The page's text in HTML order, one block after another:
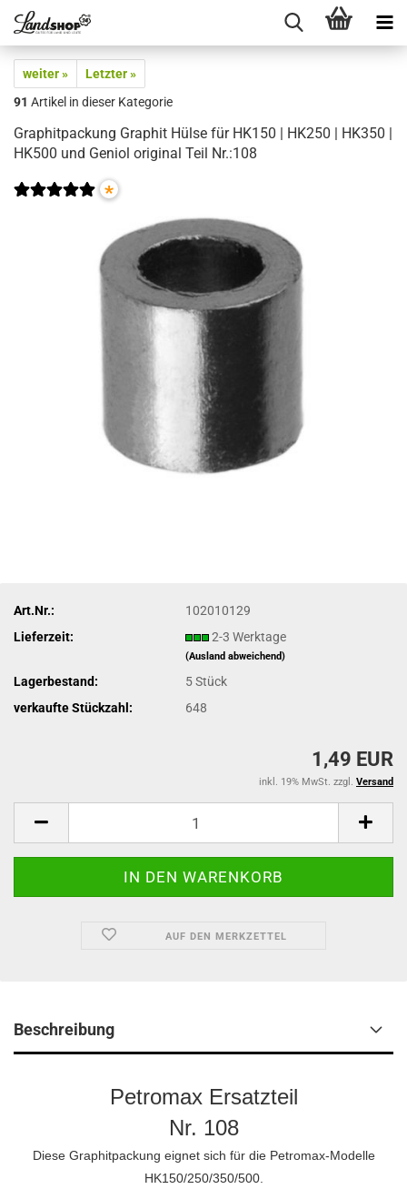
weiter »
Letzter »
91 Artikel in dieser Kategorie
Graphitpackung Graphit Hülse für HK150 | HK250 | HK350 |
HK500 und Geniol original Teil Nr.:108
*
Art.Nr.:
102010129
Lieferzeit:
2-3 Werktage
(Ausland abweichend)
Lagerbestand: 5Stück
verkaufte Stückzahl:
648
1,49 EUR
inkl. 19% MwSt. zzgl. Versand
AUF DEN MERKZETTEL
Beschreibung
Petromax Ersatzteil
Nr. 108
Diese Graphitpackung eignet sich für die Petromax-Modelle
HK150/250/350/500.